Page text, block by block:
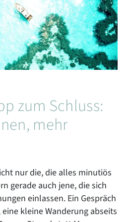
zum Schluss:
mehr
nur die, die alles minutiös
gerade auch jene, die sich
einlassen. Ein Gespräch
eine kleine Wanderung abseits